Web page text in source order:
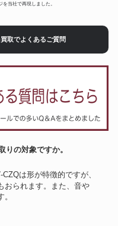
当社で再現しました。
取でよくあるご質問
りの対象ですか。
おられます。また、音や